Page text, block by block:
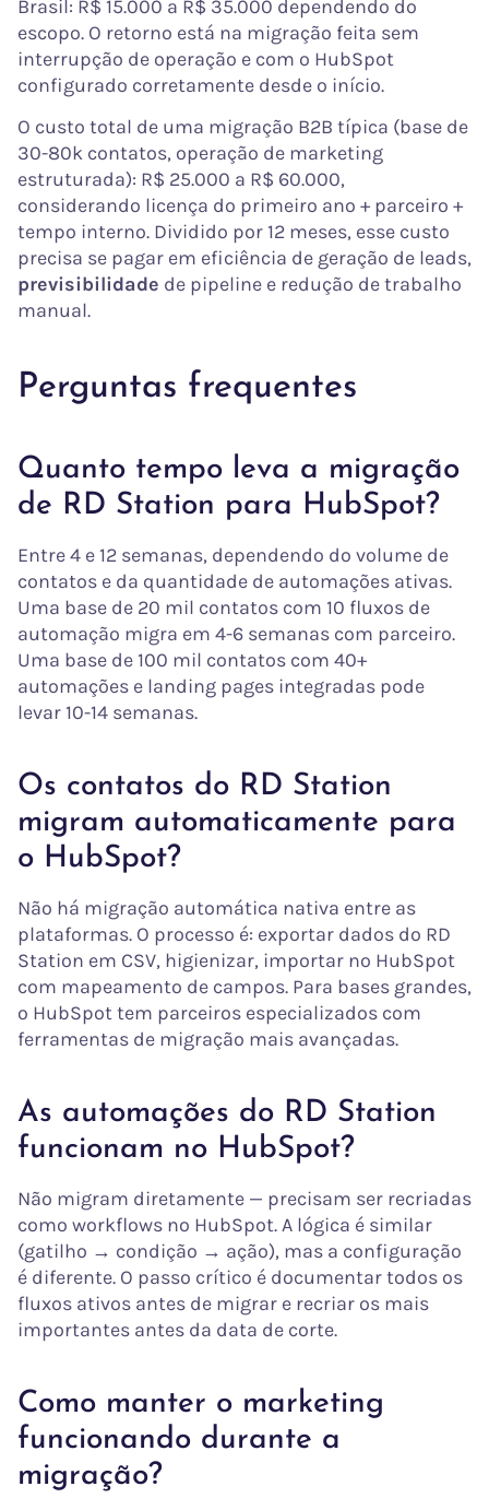
Brasil: R$ 15.000 a R$ 35.000 dependendo do
escopo. O retorno está na migração feita sem
interrupção de operação e com o HubSpot
configurado corretamente desde o início.
O custo total de uma migração B2B típica (base de
30-80k contatos, operação de marketing
estruturada): R$ 25.000 a R$ 60.000,
considerando licença do primeiro ano + parceiro +
tempo interno. Dividido por 12 meses, esse custo
precisa se pagar em eficiência de geração de leads,
previsibilidade de pipeline e redução de trabalho
manual.
Perguntas frequentes
Quanto tempo leva a migração
de RD Station para HubSpot?
Entre 4 e 12 semanas, dependendo do volume de
contatos e da quantidade de automações ativas.
Uma base de 20 mil contatos com 10 fluxos de
automação migra em 4-6 semanas com parceiro.
Uma base de 100 mil contatos com 40+
automações e landing pages integradas pode
levar 10-14 semanas.
Os contatos do RD Station
migram automaticamente para
o HubSpot?
Não há migração automática nativa entre as
plataformas. O processo é: exportar dados do RD
Station em CSV, higienizar, importar no HubSpot
com mapeamento de campos. Para bases grandes,
o HubSpot tem parceiros especializados com
ferramentas de migração mais avançadas.
As automações do RD Station
funcionam no HubSpot?
Não migram diretamente — precisam ser recriadas
como workflows no HubSpot. A lógica é similar
(gatilho → condição → ação), mas a configuração
é diferente. O passo crítico é documentar todos os
fluxos ativos antes de migrar e recriar os mais
importantes antes da data de corte.
Como manter o marketing
funcionando durante a
migração?